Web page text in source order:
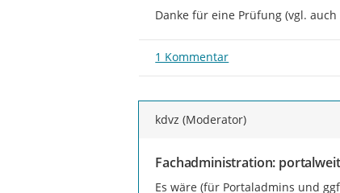
Danke für eine Prüfung (vgl.
1 Kommentar
kdvz (Moderator)
Fachadministration:
Es wäre (für Portaladmins und